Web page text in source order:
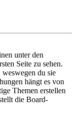
unter den
Seite zu sehen.
du sie
hängt es von
Themen erstellen
die Board-